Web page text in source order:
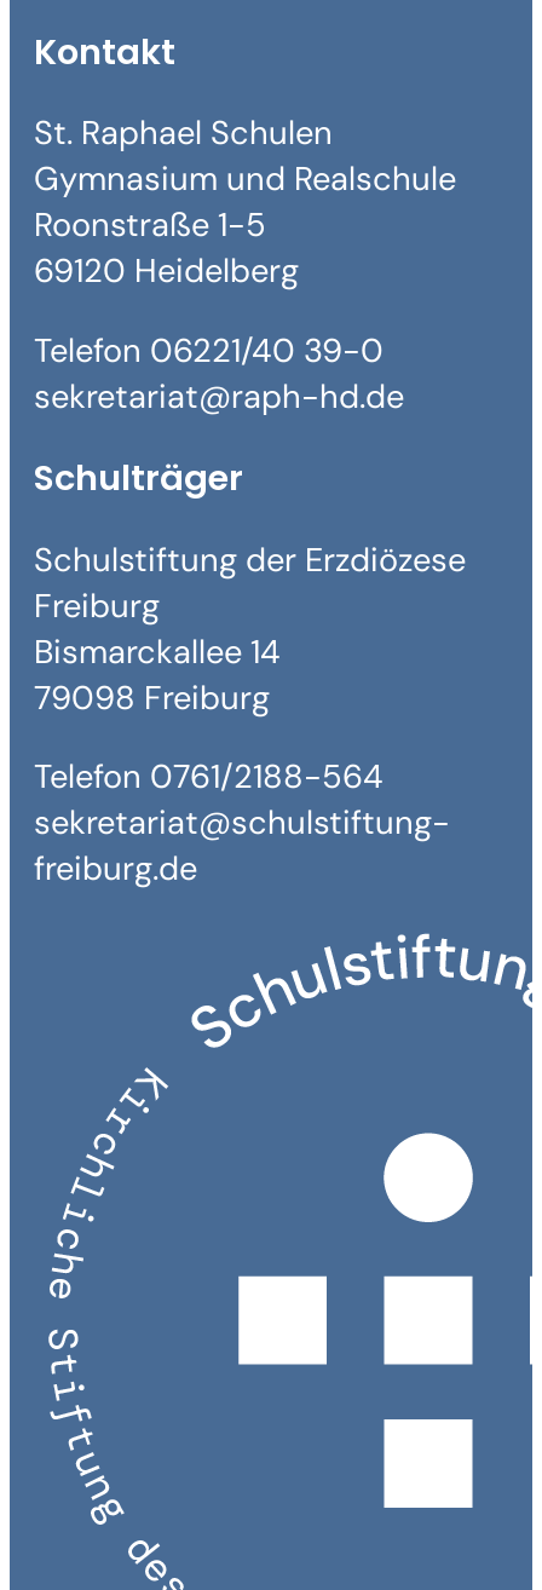
Kontakt
St. Raphael Schulen
Gymnasium und Realschule
Roonstraße 1-5
69120 Heidelberg
Telefon 06221/40 39-0
sekretariat@raph-hd.de
Schulträger
Schulstiftung der Erzdiözese
Freiburg
Bismarckallee 14
79098 Freiburg
Telefon 0761/2188-564
sekretariat@schulstiftung-
freiburg.de